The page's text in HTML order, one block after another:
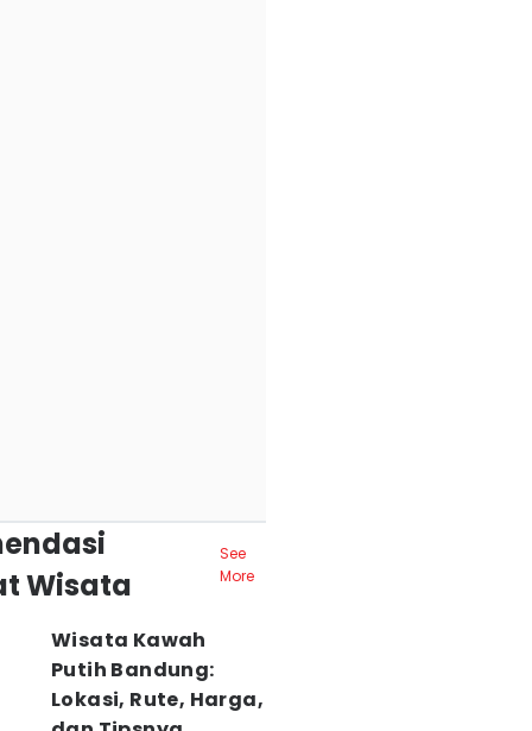
Wisata
See
More
Wisata Kawah
Putih Bandung:
Lokasi, Rute, Harga,